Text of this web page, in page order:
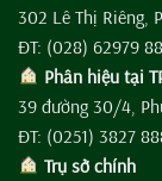
302 Lê Thị Riêng,
ĐT: (028) 62979
Phân hiệu tại
39 đường 30/4,
ĐT: (0251) 3827
Trụ sở chính